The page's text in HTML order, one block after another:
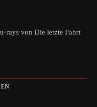
rays von Die letzte Fahrt